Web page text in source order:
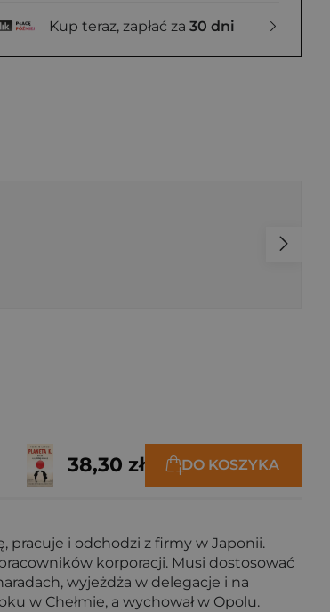
Kup teraz, zapłać za 30 dni
38,30 zł DO KOSZYKA
pracuje i odchodzi z firmy w Japonii.
korporacji. Musi dostosować
wyjeżdża w delegacje i na
w Chełmie, a wychował w Opolu.